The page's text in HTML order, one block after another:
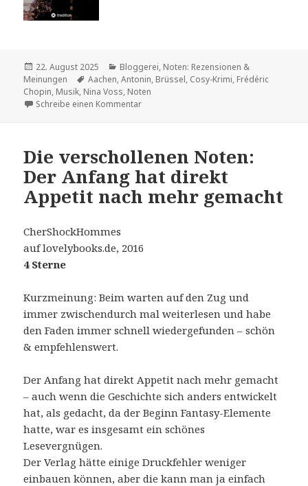
Veröffentlicht
am
22. August 2025 Kategorien
Bloggerei, Noten: Rezensionen &
Meinungen
Schlagwörter
Aachen,Antonin, Brüssel, Cosy-Krimi, Frédéric
Chopin, Musik, Nina Voss, Noten
Schreibe einen Kommentarzu Die verschollenen Noten
Die verschollenen Noten:
Der Anfang hat direkt
Appetit nach mehr gemacht
CherShockHommes
auf lovelybooks.de, 2016
4 Sterne
Kurzmeinung: Beim warten auf den Zug und
immer zwischendurch mal weiterlesen und habe
den Faden immer schnell wiedergefunden – schön
& empfehlenswert.
Der Anfang hat direkt Appetit nach mehr gemacht
– auch wenn die Geschichte sich anders entwickelt
hat, als gedacht, da der Beginn Fantasy-Elemente
hatte, war es insgesamt ein schönes
Lesevergnügen.
Der Verlag hätte einige Druckfehler weniger
einbauen können, aber die kann man ja einfach